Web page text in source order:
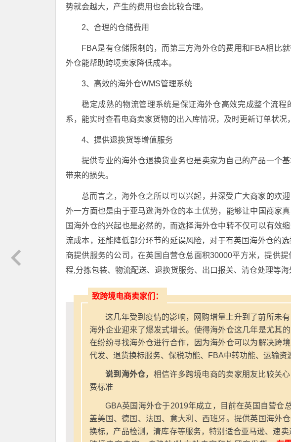
势就会越大，产生的费用也会比较合理。
2、合理的仓储费用
FBA是有仓储限制的，而第三方海外仓的费用和FBA相比
外仓能帮助跨境卖家降低成本。
3、高效的海外仓WMS管理系统
稳定成熟的物流管理系统是保证海外仓高效完成整个流
系，能实时查看电商卖家货物的出入库情况，及时更新订单状况
4、提供退换货等增值服务
提供专业的海外仓退换货业务也是卖家为自己的产品一个
带来的损失。
总而言之，海外仓之所以可以兴起，并深受广大商家的欢
外一方面也是由于亚马逊海外仓的本土优势，能够让中国商家
国海外仓的兴起也是必然的，而选择海外仓中转不仅可以有效
流成本，还能降低部分环节的延误风险，对于有英国海外仓的
商提供服务的公司，在英国自营仓总面积30000平方米，提供
程,分拣包装、物流配送、退换货服务、出口报关、清仓处理等海
致跨境电商卖家们：
这几年受到疫情的影响，网购增量上升到了前所未
海外企业迎来了爆发式增长。使得海外仓这几年是尤其
在纷纷寻找海外仓进行合作，因为海外仓可以为解决跨
代发、退货换标服务、保税功能、FBA中转功能、运输资
说到海外仓， 相信许多跨境电商的卖家朋友比较关
费标准
GBA英国海外仓于2019年成立，目前在英国自营仓
盖美国、德国、法国、意大利、西班牙。提供英国海外
换标，产品检测，清库存等服务，特别适合亚马逊、速